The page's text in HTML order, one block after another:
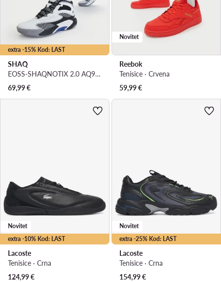
extra -15% Kod: LAST
SHAQ
EOSS-SHAQNOTIX 2.0 AQ95039M-WB · Košarkaška obuća
69,99€
Novitet
Reebok
Tenisice · Crvena
59,99€
extra -10% Kod: LAST
Novitet
Lacoste
Tenisice · Crna
124,99€
extra -25% Kod: LAST
Novitet
Lacoste
Tenisice · Crna
154,99€